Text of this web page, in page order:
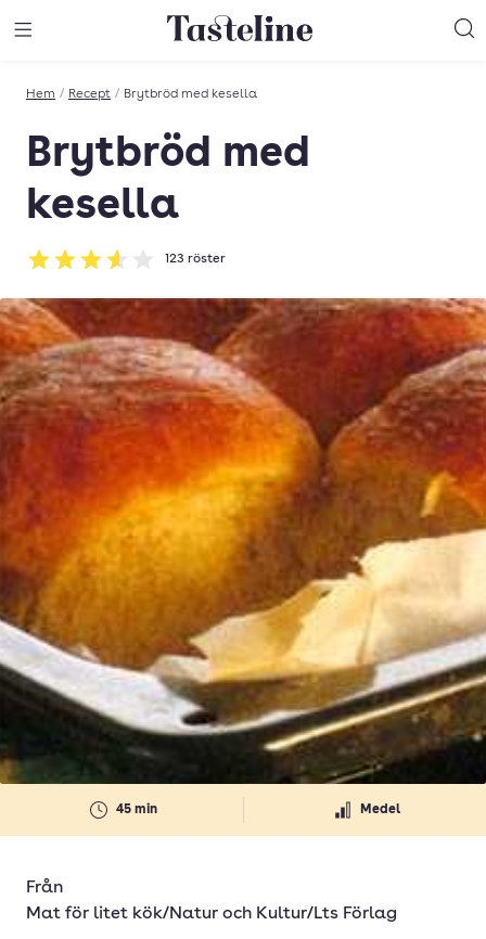
Till Tastelines startsida
Hem / Recept / Brytbröd med kesella
Brytbröd med
kesella
Betyg: 3.58 av 5
123 röster
45 min Medel
Från
Mat för litet kök/Natur och Kultur/Lts Förlag